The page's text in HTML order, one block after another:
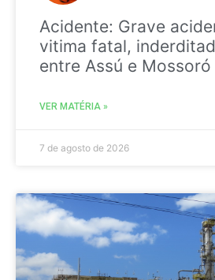
Acidente: Grave
vitima fatal,
entre Assú e Mossoró
VER MATÉRIA »
7 de agosto de 2026